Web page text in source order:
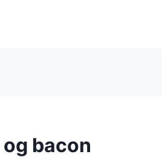
bacon